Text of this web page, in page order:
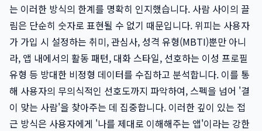
는 이러한 방식의 한계를 명확히 인지했습니다. 사람 사이의 끌
림은 단순히 숫자로 표현될 수 없기 때문입니다. 위피는 사용자
가 가입 시 설정하는 취미, 관심사, 성격 유형(MBTI)뿐만 아니
라, 앱 내에서의 활동 패턴, 대화 스타일, 선호하는 이성 프로필
유형 등 방대한 비정형 데이터를 수집하고 분석합니다. 이를 통
해 사용자의 무의식적인 선호도까지 파악하여, 스펙을 넘어 '결
이 맞는 사람'을 찾아주는 데 집중합니다. 이러한 깊이 있는 접
근 방식은 사용자에게 '나를 제대로 이해해주는 앱'이라는 강한